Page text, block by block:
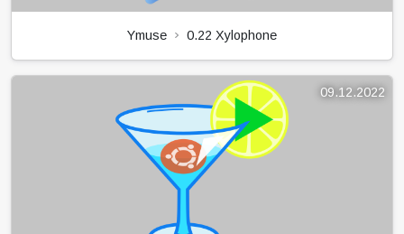
Ymuse 0.22 Xylophone
09.12.2022